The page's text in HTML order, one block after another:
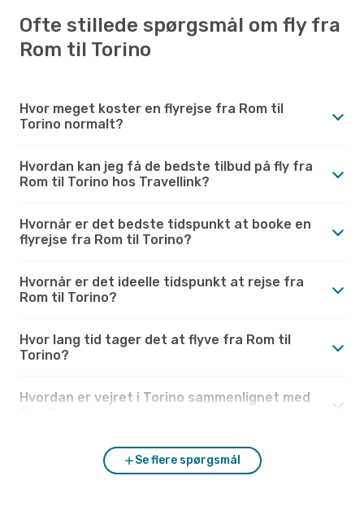
Ofte stillede spørgsmål om fly fra
Rom til Torino
Hvor meget koster en flyrejse fra Rom til
Torino normalt?
Hvordan kan jeg få de bedste tilbud på fly fra
Rom til Torino hos Travellink?
Hvornår er det bedste tidspunkt at booke en
flyrejse fra Rom til Torino?
Hvornår er det ideelle tidspunkt at rejse fra
Rom til Torino?
Hvor lang tid tager det at flyve fra Rom til
Torino?
Hvordan er vejret i Torino sammenlignet med
Se flere spørgsmål